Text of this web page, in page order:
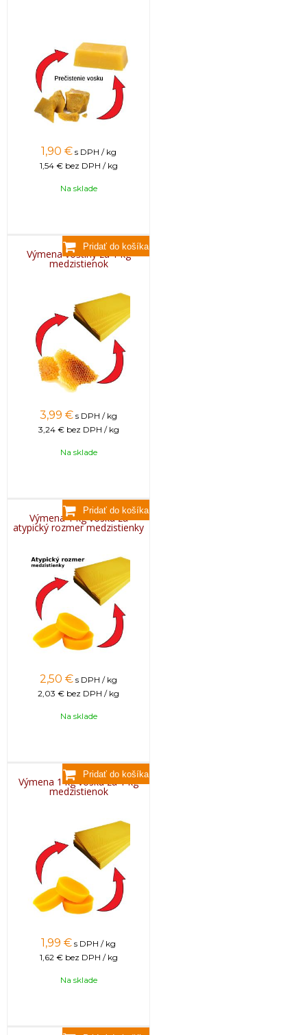
1,90 € s DPH / kg
1,54 € bez DPH / kg
Na sklade
Výmena voštiny za 1 kg
medzistienok
3,99 € s DPH / kg
3,24 € bez DPH / kg
Na sklade
Výmena 1 kg vosku za
atypický rozmer medzistienky
2,50 € s DPH / kg
2,03 € bez DPH / kg
Na sklade
Výmena 1 kg vosku za 1 kg
medzistienok
1,99 € s DPH / kg
1,62 € bez DPH / kg
Na sklade